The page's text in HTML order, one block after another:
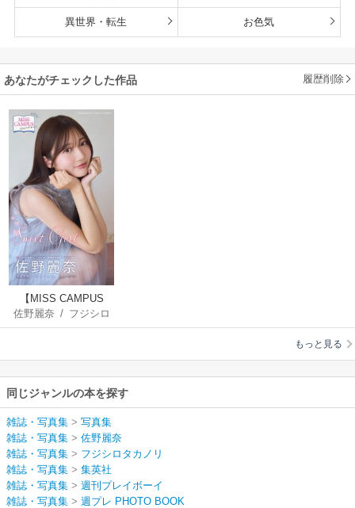
異世界・転生 お色気
あなたがチェックした作品 履歴削除
【MISS CAMPUS
HEROINES】佐野麗
奈写真集「SWEET
佐野麗奈 / フジシロ
タカノリ
もっと見る
同じジャンルの本を探す
雑誌・写真集 > 写真集
雑誌・写真集 > 佐野麗奈
雑誌・写真集 > フジシロタカノリ
雑誌・写真集 > 集英社
雑誌・写真集 > 週刊プレイボーイ
雑誌・写真集 > 週プレ PHOTO BOOK